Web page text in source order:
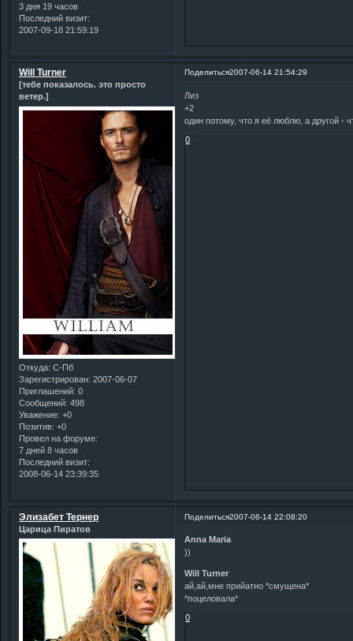
3 дня 19 часов
Последний визит:
2007-09-18 21:59:19
Поделиться2007-06-14 21:54:29
Will Turner
[тебе показалось. это просто
ветер.]
Откуда: С-Пб
Зарегистрирован: 2007-06-07
Приглашений: 0
Сообщений: 498
Уважение: +0
Позитив: +0
Провел на форуме:
7 дней 8 часов
Последний визит:
2008-06-14 23:39:35
Лиз
+2
один потому, что я её люблю, а другой -
0
Поделиться2007-06-14 22:08:20
Элизабет Тернер
Царица Пиратов
Anna Maria
))
Will Turner
ай,ай,мне прийатно *смущена*
*поцеловала*
0